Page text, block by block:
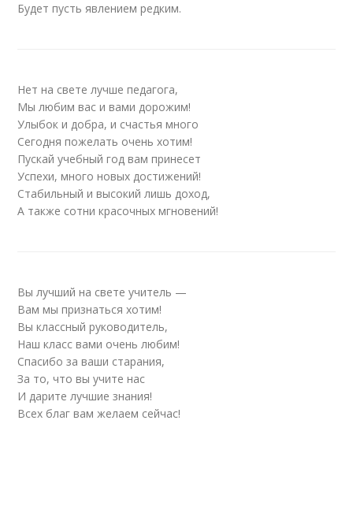
Будет пусть явлением редким.
Нет на свете лучше педагога,
Мы любим вас и вами дорожим!
Улыбок и добра, и счастья много
Сегодня пожелать очень хотим!
Пускай учебный год вам принесет
Успехи, много новых достижений!
Стабильный и высокий лишь доход,
А также сотни красочных мгновений!
Вы лучший на свете учитель —
Вам мы признаться хотим!
Вы классный руководитель,
Наш класс вами очень любим!
Спасибо за ваши старания,
За то, что вы учите нас
И дарите лучшие знания!
Всех благ вам желаем сейчас!